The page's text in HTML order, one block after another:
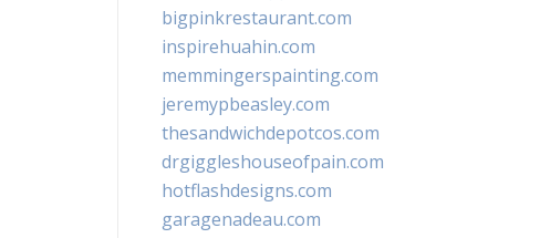
bigpinkrestaurant.com
inspirehuahin.com
memmingerspainting.com
jeremypbeasley.com
thesandwichdepotcos.com
drgiggleshouseofpain.com
hotflashdesigns.com
garagenadeau.com